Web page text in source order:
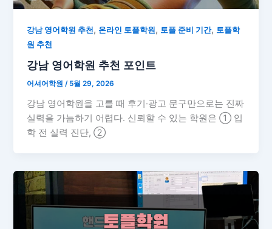
강남 영어학원 추천, 온라인 토플학원, 토플 준비 기간, 토플학
원 추천
강남 영어학원 추천 포인트
어셔어학원/ 5월 29, 2026
강남 영어학원을 고를 때 후기·광고 문구만으로는 진짜
실력을 가늠하기 어렵다. 신뢰할 수 있는 학원은 ① 입
학 전 실력 진단, ②